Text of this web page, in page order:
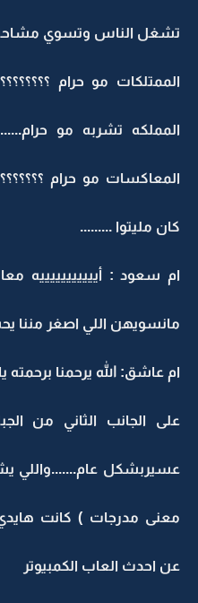
تشغل الناس وتسوي
الممتلكات مو حرام
المملكه تشربه مو
المعاكسات مو حرام
كان مليتوا .........
ام سعود : أيييييييييييه
مانسويهن اللي اصغر مننا
ام عاشق: الله يرحمنا برحمته
على الجانب الثاني من
عسيربشكل عام.......واللي
معنى مدرجات ) كانت
عن احدث العاب الكمبيوتر